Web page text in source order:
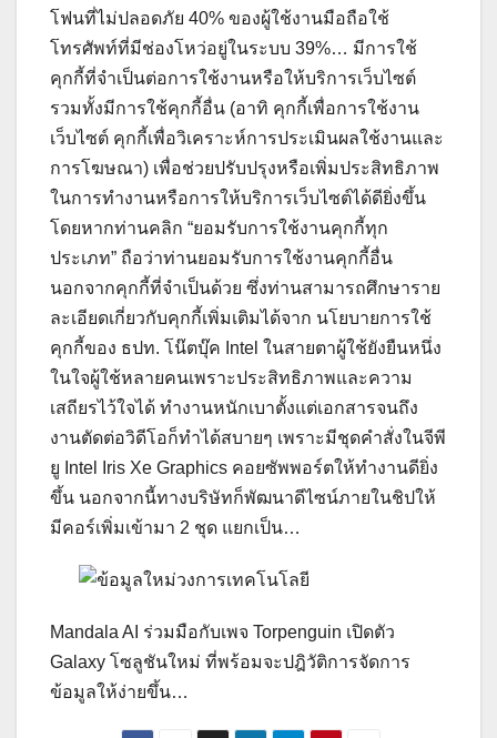
โฟนที่ไม่ปลอดภัย 40% ของผู้ใช้งานมือถือใช้
โทรศัพท์ที่มีช่องโหว่อยู่ในระบบ 39%… มีการใช้
คุกกี้ที่จำเป็นต่อการใช้งานหรือให้บริการเว็บไซต์
รวมทั้งมีการใช้คุกกี้อื่น (อาทิ คุกกี้เพื่อการใช้งาน
เว็บไซต์ คุกกี้เพื่อวิเคราะห์การประเมินผลใช้งานและ
การโฆษณา) เพื่อช่วยปรับปรุงหรือเพิ่มประสิทธิภาพ
ในการทำงานหรือการให้บริการเว็บไซต์ได้ดียิ่งขึ้น
โดยหากท่านคลิก “ยอมรับการใช้งานคุกกี้ทุก
ประเภท” ถือว่าท่านยอมรับการใช้งานคุกกี้อื่น
นอกจากคุกกี้ที่จำเป็นด้วย ซึ่งท่านสามารถศึกษาราย
ละเอียดเกี่ยวกับคุกกี้เพิ่มเติมได้จาก นโยบายการใช้
คุกกี้ของ ธปท. โน๊ตบุ๊ค Intel ในสายตาผู้ใช้ยังยืนหนึ่ง
ในใจผู้ใช้หลายคนเพราะประสิทธิภาพและความ
เสถียรไว้ใจได้ ทำงานหนักเบาตั้งแต่เอกสารจนถึง
งานตัดต่อวิดีโอก็ทำได้สบายๆ เพราะมีชุดคำสั่งในจีพี
ยู Intel Iris Xe Graphics คอยซัพพอร์ตให้ทำงานดียิ่ง
ขึ้น นอกจากนี้ทางบริษัทก็พัฒนาดีไซน์ภายในชิปให้
มีคอร์เพิ่มเข้ามา 2 ชุด แยกเป็น…
Mandala AI ร่วมมือกับเพจ Torpenguin เปิดตัว
Galaxy โซลูชันใหม่ ที่พร้อมจะปฎิวัติการจัดการ
ข้อมูลให้ง่ายขึ้น…